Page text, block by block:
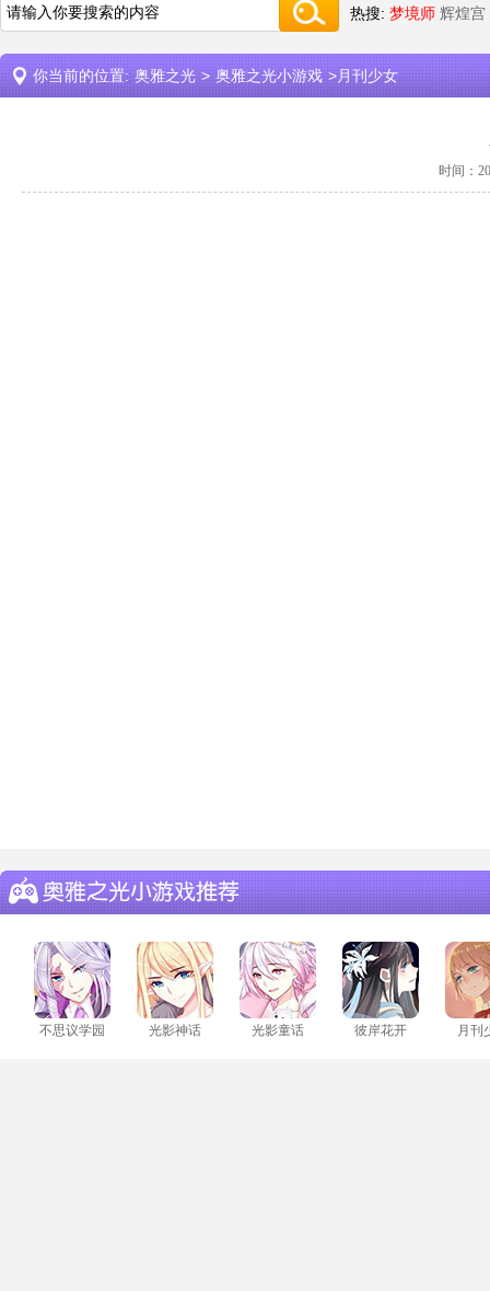
热搜: 梦境师 辉煌宫
你当前的位置: 奥雅之光 > 奥雅之光小游戏 >月刊少女
时间：
不思议学园 光影神话 光影童话 彼岸花开 月刊